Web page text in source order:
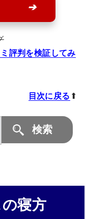
評判を検証してみ
目次に戻る ⬆
寝方